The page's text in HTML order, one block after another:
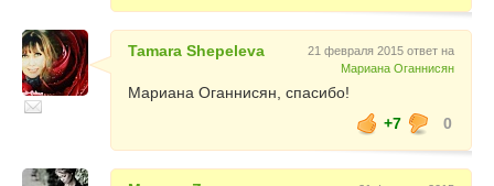
Tamara Shepeleva
21 февраля 2015 ответ на
Мариана Оганнисян
Мариана Оганнисян, спасибо!
+7
0